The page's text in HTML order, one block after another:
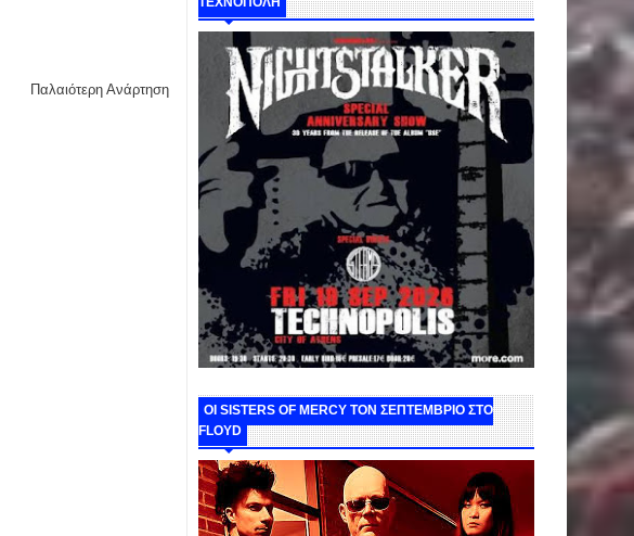
Παλαιότερη Ανάρτηση
ΟΙ SISTERS OF MERCY ΤΟΝ ΣΕΠΤΕΜΒΡΙΟ ΣΤΟ
FLOYD